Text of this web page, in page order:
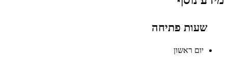
שעות פתיחה
יום ראשון